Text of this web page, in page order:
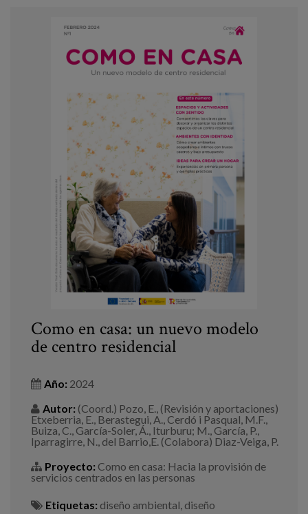
Como en casa: un nuevo modelo
de centro residencial
Año: 2024
Autor: (Coord.) Pozo, E., (Revisión y aportaciones)
Etxeberria, E., Berastegui, A., Cerdó i Pasqual, M.F.,
Buiza, C., García-Soler, Á., Iturburu; M., García, P.,
Iparragirre, N., del Barrio,E. (Colabora) Diaz-Veiga, P.
Proyecto: Como en casa: Hacia la provisión de
servicios centrados en las personas
Etiquetas: diseño ambiental, diseño